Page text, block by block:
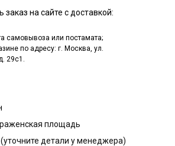
площадь
детали у менеджера)
на сайте с доставкой:
самовывоза или постамата;
по адресу: г. Москва, ул.
29с1.